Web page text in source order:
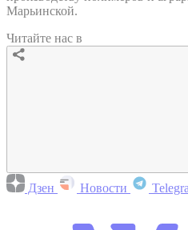
Марьинской.
Читайте нас в
Дзен Новости